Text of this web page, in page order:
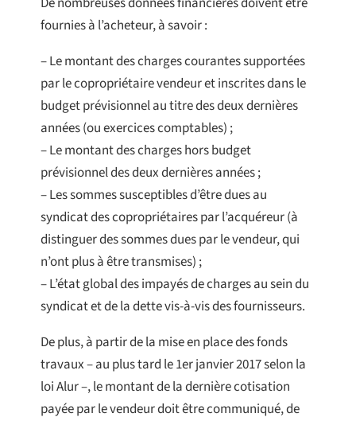
fournies à l’acheteur, à savoir :
– Le montant des charges courantes supportées
par le copropriétaire vendeur et inscrites dans le
budget prévisionnel au titre des deux dernières
années (ou exercices comptables) ;
– Le montant des charges hors budget
prévisionnel des deux dernières années ;
– Les sommes susceptibles d’être dues au
syndicat des copropriétaires par l’acquéreur (à
distinguer des sommes dues par le vendeur, qui
n’ont plus à être transmises) ;
– L’état global des impayés de charges au sein du
syndicat et de la dette vis-à-vis des fournisseurs.
De plus, à partir de la mise en place des fonds
travaux – au plus tard le 1er janvier 2017 selon la
loi Alur –, le montant de la dernière cotisation
payée par le vendeur doit être communiqué, de